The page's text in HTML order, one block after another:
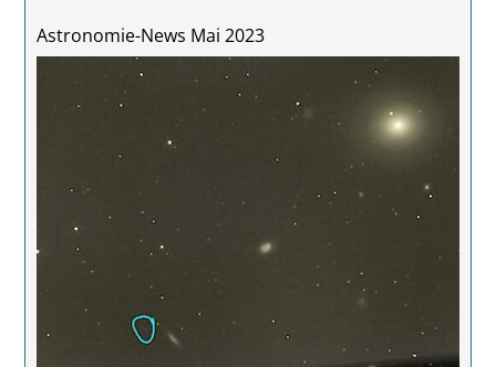
Astronomie-News Mai 2023